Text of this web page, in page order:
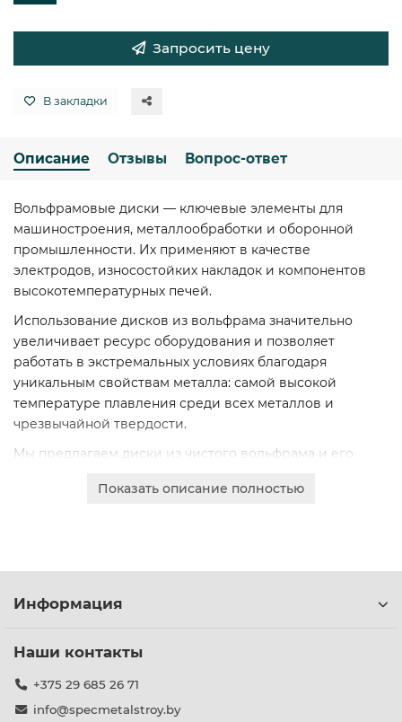
Запросить цену
В закладки
Описание Отзывы Вопрос-ответ
Вольфрамовые диски — ключевые элементы для
машиностроения, металлообработки и оборонной
промышленности. Их применяют в качестве
электродов, износостойких накладок и компонентов
высокотемпературных печей.
Использование дисков из вольфрама значительно
увеличивает ресурс оборудования и позволяет
работать в экстремальных условиях благодаря
уникальным свойствам металла: самой высокой
температуре плавления среди всех металлов и
чрезвычайной твердости.
Мы предлагаем диски из чистого вольфрама и его
точными геометрическими параметрами и
промышленных задач.
Показать описание полностью
Информация
Наши контакты
+375 29 685 26 71
info@specmetalstroy.by